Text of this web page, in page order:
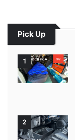
Pick Up
1
2